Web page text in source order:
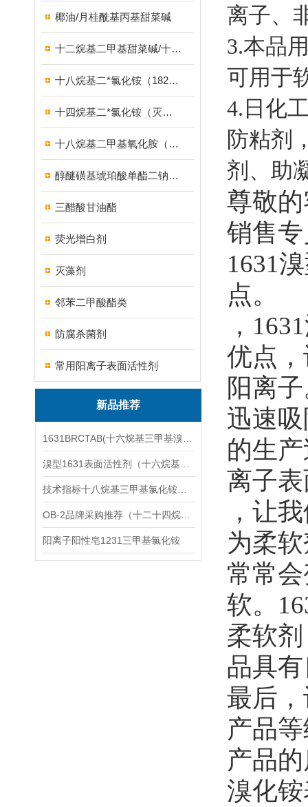
椰油/月桂酰基丙基甜菜碱
十二烷基二甲基甜菜碱/十二烷基二甲基胺乙内酯/BS-12
十八烷基二*氯化铵（1827）
十四烷基二*氯化铵（灭藻剂FN7326）
十八烷基二甲基氧化胺（OB-8调理剂）
醇醚磺基琥珀酸单酯二钠盐（MES）
三醋酸甘油酯
荧光增白剂
灭藻剂
邻苯二甲酸酯类
防腐杀菌剂
常用阳离子表面活性剂
新品推荐
阳离子阳性皂1231三甲基氯化铵
离子、
3.本品
可用于
4.日化
防粘剂
剂、助
尊敬
销售
1631
点。
，
优点
阳离
迅速
的生
离子
，让
为柔
常常
软。
柔软
品具
最后
产品
产品
溴化